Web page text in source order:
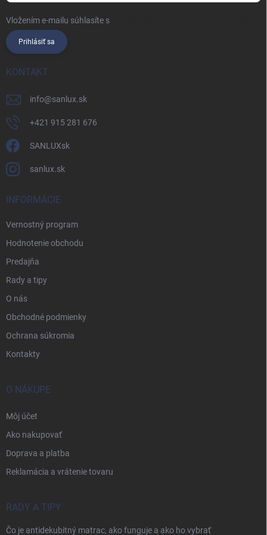
Vložením e-mailu súhlasíte s
Prihlásiť sa
KONTAKT
info@sanlux.sk
+421 915 281 676
SANLUXsk
sanlux.sk
INFORMÁCIE
Vernostný program
Hodnotenie obchodu
Predajňa
Rady a tipy
O nás
Obchodné podmienky
Ochrana súkromia
Kontakty
O NÁKUPE
Môj účet
Ako nakupovať
Doprava a platba
Reklamácia a vrátenie tovaru
RADY A TIPY
Čo je antidekubitný matrac, ako funguje a ako ho vybrať